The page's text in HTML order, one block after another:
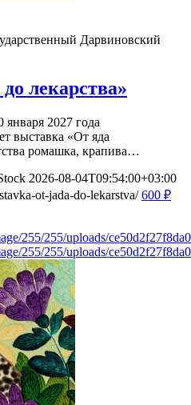
Дарвиновский
лекарства»
января 2027 года
выставка «От яда
ромашка, крапива…
2026-08-04T09:54:00+03:00
ot-jada-do-lekarstva/ 600 ₽
255/255/uploads/
255/255/uploads/